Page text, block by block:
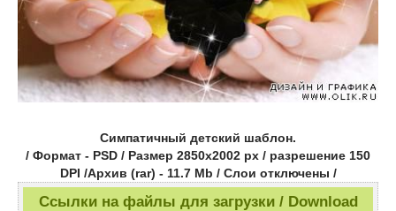
Симпатичный детский шаблон.
/ Формат - PSD / Размер 2850x2002 px / разрешение 150
DPI /Архив (rar) - 11.7 Mb / Слои отключены /
Ссылки на файлы для загрузки / Download